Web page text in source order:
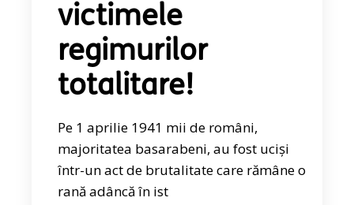
victimele
regimurilor
totalitare!
Pe 1 aprilie 1941 mii de români,
majoritatea basarabeni, au fost uciși
într-un act de brutalitate care rămâne o
rană adâncă în ist